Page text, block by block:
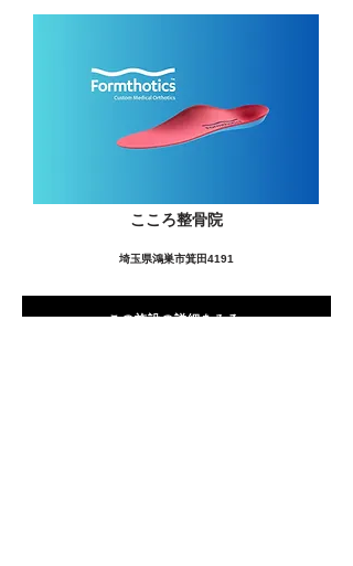
こころ整骨院
埼玉県鴻巣市箕田4191
この施設の詳細をみる